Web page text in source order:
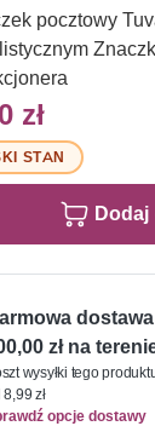
pocztowy
zł
STAN
zł na
wysyłki tego
zł
opcje dostawy